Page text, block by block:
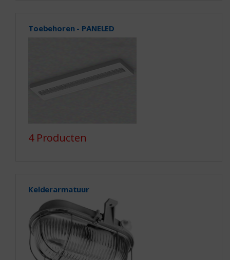
Toebehoren - PANELED
4 Producten
Kelderarmatuur